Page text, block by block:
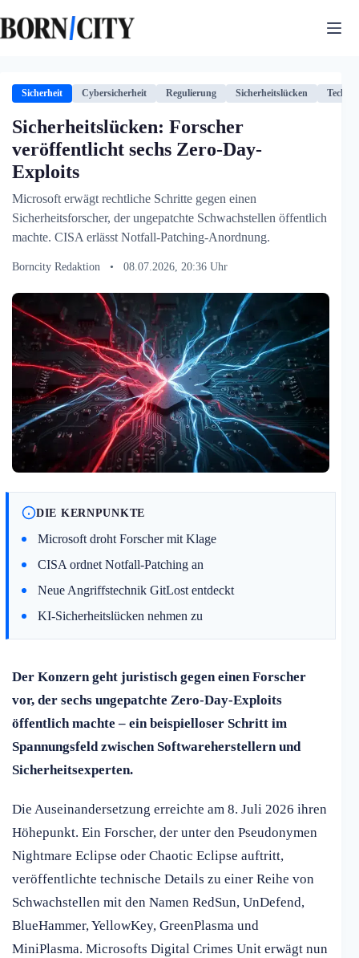
Inhalt
springen
Sicherheit Cybersicherheit Regulierung Sicherheitslücken
Sicherheitslücken: Forscher
veröffentlicht sechs Zero-Day-
Exploits
Microsoft erwägt rechtliche Schritte gegen einen
Sicherheitsforscher, der ungepatchte Schwachstellen öffentlich
machte. CISA erlässt Notfall-Patching-Anordnung.
Borncity Redaktion • 08.07.2026, 20:36 Uhr
DIE KERNPUNKTE
Microsoft droht Forscher mit Klage
CISA ordnet Notfall-Patching an
Neue Angriffstechnik GitLost entdeckt
KI-Sicherheitslücken nehmen zu
Der Konzern geht juristisch gegen einen Forscher
vor, der sechs ungepatchte Zero-Day-Exploits
öffentlich machte – ein beispielloser Schritt im
Spannungsfeld zwischen Softwareherstellern und
Sicherheitsexperten.
Die Auseinandersetzung erreichte am 8. Juli 2026 ihren
Höhepunkt. Ein Forscher, der unter den Pseudonymen
Nightmare Eclipse oder Chaotic Eclipse auftritt,
veröffentlichte technische Details zu einer Reihe von
Schwachstellen mit den Namen RedSun, UnDefend,
BlueHammer, YellowKey, GreenPlasma und
MiniPlasma. Microsofts Digital Crimes Unit erwägt nun